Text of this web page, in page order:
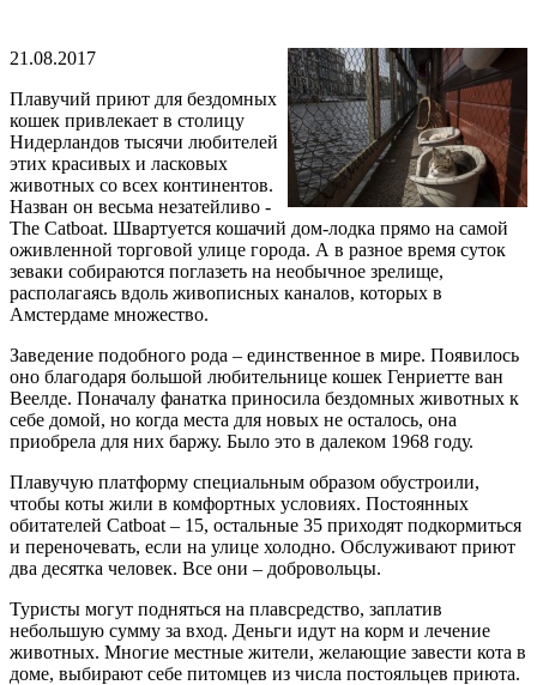
21.08.2017
Плавучий приют для бездомных
кошек привлекает в столицу
Нидерландов тысячи любителей
этих красивых и ласковых
животных со всех континентов.
Назван он весьма незатейливо -
The Catboat. Швартуется кошачий дом-лодка прямо на самой
оживленной торговой улице города. А в разное время суток
зеваки собираются поглазеть на необычное зрелище,
располагаясь вдоль живописных каналов, которых в
Амстердаме множество.
Заведение подобного рода – единственное в мире. Появилось
оно благодаря большой любительнице кошек Генриетте ван
Веелде. Поначалу фанатка приносила бездомных животных к
себе домой, но когда места для новых не осталось, она
приобрела для них баржу. Было это в далеком 1968 году.
Плавучую платформу специальным образом обустроили,
чтобы коты жили в комфортных условиях. Постоянных
обитателей Catboat – 15, остальные 35 приходят подкормиться
и переночевать, если на улице холодно. Обслуживают приют
два десятка человек. Все они – добровольцы.
Туристы могут подняться на плавсредство, заплатив
небольшую сумму за вход. Деньги идут на корм и лечение
животных. Многие местные жители, желающие завести кота в
доме, выбирают себе питомцев из числа постояльцев приюта.